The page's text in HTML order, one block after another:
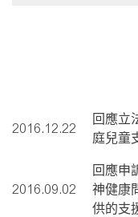
2016.12.22
回應立
庭兒童
2016.09.02
回應申
神健康
供的支